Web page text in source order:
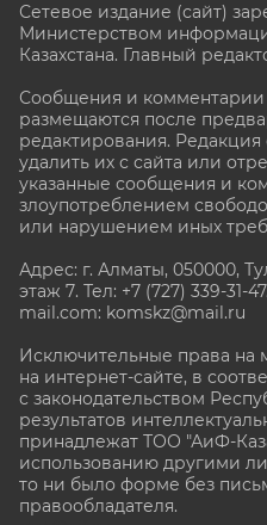
Сетевое издание (сайт)
Министерством
Казахстана. Главный
Сообщения и комментарии
размещаются после
редактирования. Редакция
удалить их с сайта или
указанные сообщения и
злоупотреблением
или нарушением иных
Адрес: г. Алматы, 050000,
этаж 7. Тел: +7 (727) 339-31-
mail.com: komskz@mail.ru
Исключительные права
на интернет-сайте, в
с законодательством
результатов
принадлежат ТОО "АиФ-
использованию другими
то ни было форме без
правообладателя.